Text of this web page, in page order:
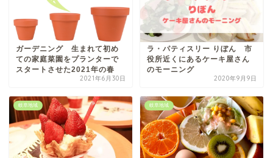
ガーデニング 生まれて初め
ての家庭菜園をプランターで
スタートさせた2021年の春
2021年6月30日
ラ・パティスリー りぼん 市
役所近くにあるケーキ屋さん
のモーニング
2020年9月9日
岐阜地域 岐阜地域